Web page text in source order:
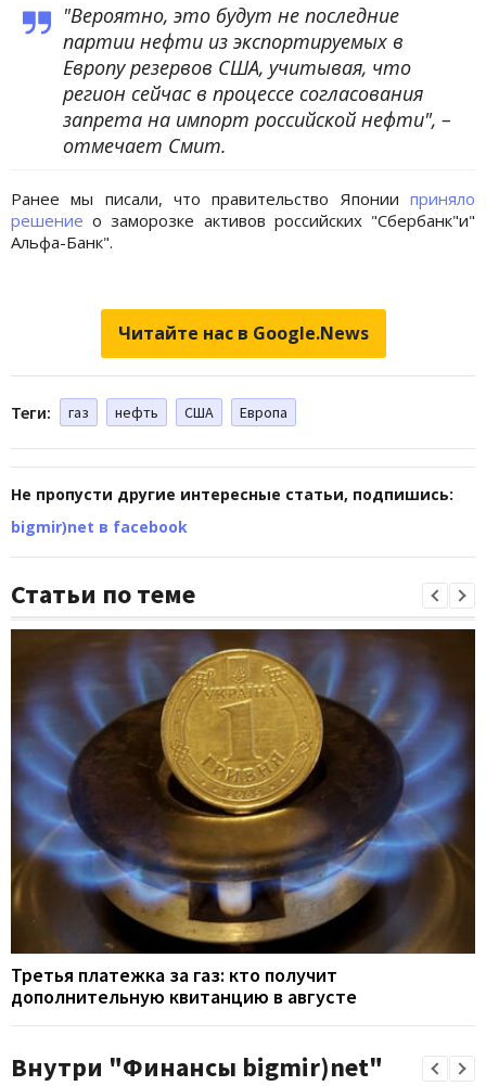
"Вероятно, это будут не последние
партии нефти из экспортируемых в
Европу резервов США, учитывая, что
регион сейчас в процессе согласования
запрета на импорт российской нефти", –
отмечает Смит.
Ранее мы писали, что правительство Японии приняло
решение о заморозке активов российских "Сбербанк"и"
Альфа-Банк".
Читайте нас в Google.News
Теги: газ нефть США Европа
Не пропусти другие интересные статьи, подпишись:
bigmir)net в facebook
Статьи по теме
Третья платежка за газ: кто получит
дополнительную квитанцию в августе
Внутри "Финансы bigmir)net"